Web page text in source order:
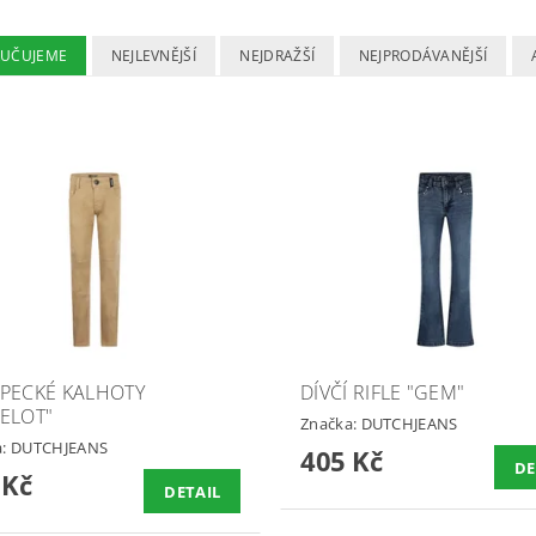
NEJLEVNĚJŠÍ NEJDRAŽŠÍ NEJPRODÁVANĚJŠÍ
KALHOTY
DUTCHJEANS
DETAIL
DÍVČÍ RIFLE "GEM"
Značka: DUTCHJEANS
405 Kč